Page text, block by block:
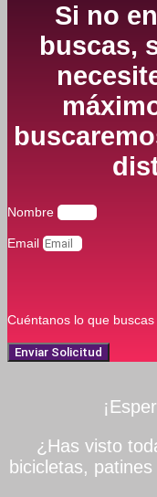
Si no
buscas,
Nombre
Email
Cuéntanos lo que buscas
Enviar Solicitud
¿Has visto
bicicletas,